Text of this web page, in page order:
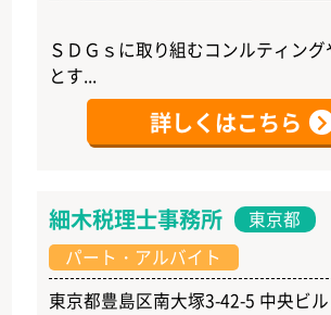
ＳＤＧｓに取り組むコンルティン
とす...
詳しくはこちら
細木税理士事務所
東京都
パート・アルバイト
東京都豊島区南大塚3-42-5 中央ビ